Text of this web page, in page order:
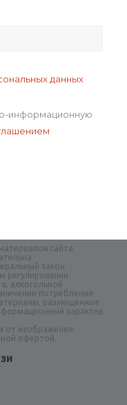
сайта
закон
регулировании
алкогольной
потребления
размещённые
характер
от изображения.
офертой.
данных
информационную